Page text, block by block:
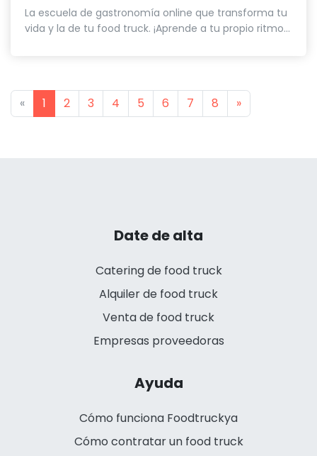
La escuela de gastronomía online que transforma tu
vida y la de tu food truck. ¡Aprende a tu propio ritmo...
«Previous
1 2 3 4 5 6 7 8 »Next
Date de alta
Catering de food truck
Alquiler de food truck
Venta de food truck
Empresas proveedoras
Ayuda
Cómo funciona Foodtruckya
Cómo contratar un food truck